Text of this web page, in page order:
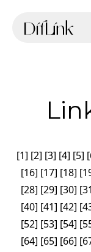
[1] [2] [3] [4] [5] [
[16] [17] [18] [
[28] [29] [30] [31
[40] [41] [42] [
[52] [53] [54] [
[64] [65] [66] [